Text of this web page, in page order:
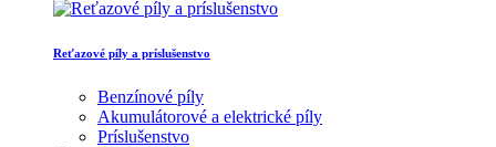
Reťazové píly a príslušenstvo
Benzínové píly
Akumulátorové a elektrické píly
Príslušenstvo